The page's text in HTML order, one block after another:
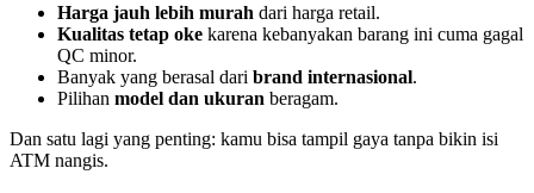
Harga jauh lebih murah dari harga retail.
Kualitas tetap oke karena kebanyakan barang ini cuma gagal
QC minor.
Banyak yang berasal dari brand internasional.
Pilihan model dan ukuran beragam.
Dan satu lagi yang penting: kamu bisa tampil gaya tanpa bikin isi
ATM nangis.